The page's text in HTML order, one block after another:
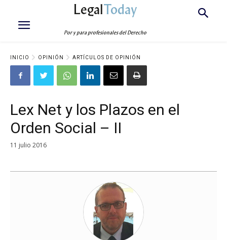
LegalToday
Por y para profesionales del Derecho
INICIO OPINIÓN ARTÍCULOS DE OPINIÓN
Lex Net y los Plazos en el
Orden Social – II
11 julio 2016